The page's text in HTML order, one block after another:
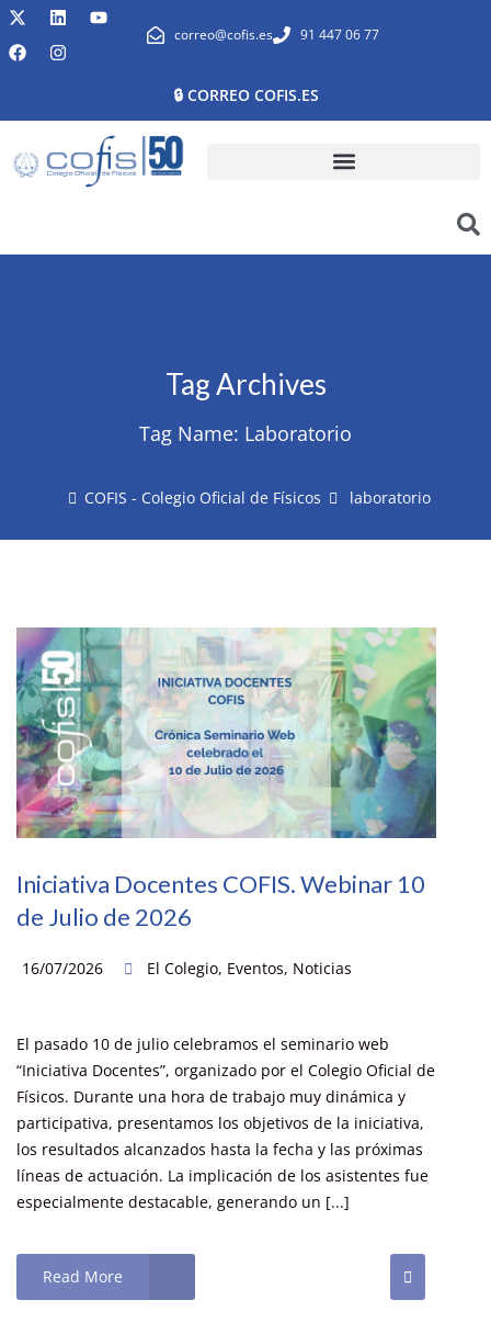
correo@cofis.es 91 447 06 77
🔒 CORREO COFIS.ES
Tag Archives
Tag Name: Laboratorio
COFIS - Colegio Oficial de Físicos laboratorio
Iniciativa Docentes COFIS. Webinar 10
de Julio de 2026
16/07/2026 El Colegio, Eventos, Noticias
El pasado 10 de julio celebramos el seminario web
“Iniciativa Docentes”, organizado por el Colegio Oficial de
Físicos. Durante una hora de trabajo muy dinámica y
participativa, presentamos los objetivos de la iniciativa,
los resultados alcanzados hasta la fecha y las próximas
líneas de actuación. La implicación de los asistentes fue
especialmente destacable, generando un [...]
Read More